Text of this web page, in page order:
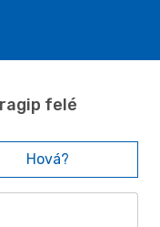
felé
Hová?